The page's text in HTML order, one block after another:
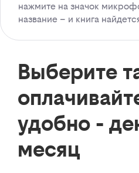
нажмите на значок
название – и книга
Выберите
удобно -
месяц